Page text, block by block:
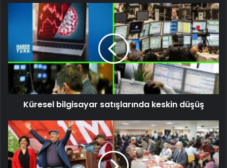
Küresel bilgisayar satışlarında keskin düşüş